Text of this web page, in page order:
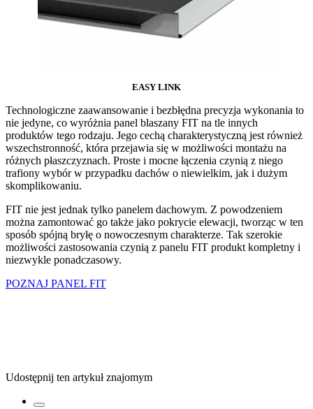
EASY LINK
Technologiczne zaawansowanie i bezbłędna precyzja wykonania to
nie jedyne, co wyróżnia panel blaszany FIT na tle innych
produktów tego rodzaju. Jego cechą charakterystyczną jest również
wszechstronność, która przejawia się w możliwości montażu na
różnych płaszczyznach. Proste i mocne łączenia czynią z niego
trafiony wybór w przypadku dachów o niewielkim, jak i dużym
skomplikowaniu.
FIT nie jest jednak tylko panelem dachowym. Z powodzeniem
można zamontować go także jako pokrycie elewacji, tworząc w ten
sposób spójną bryłę o nowoczesnym charakterze. Tak szerokie
możliwości zastosowania czynią z panelu FIT produkt kompletny i
niezwykle ponadczasowy.
POZNAJ PANEL FIT
Udostępnij ten artykuł znajomym